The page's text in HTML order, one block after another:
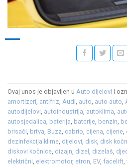
Ovaj unos je objavljen u Auto dijelovi i
amortizeri, antifriz, Audi, auto, auto auto,
autodijelovi, autoindustrija, autoklima,
autosjedalica, baterija, baterije, benzin,
brisači, brtva, Buzz, cabrio, cijena, cijene,
dezinfekcija klime, dijelovi, disk, disk
diskovi kočnice, dizajn, dizel , dizelaš,
električni, elektromotor, etron, EV, facelift,